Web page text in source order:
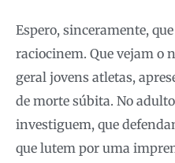
Espero, sinceramente,
raciocinem. Que vejam o
geral jovens atletas,
de morte súbita. No
investiguem, que
que lutem por uma